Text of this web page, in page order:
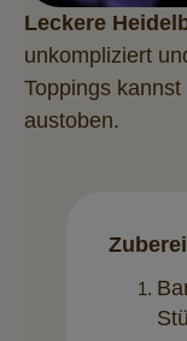
Leckere
unkompliziert
Toppings
austoben.